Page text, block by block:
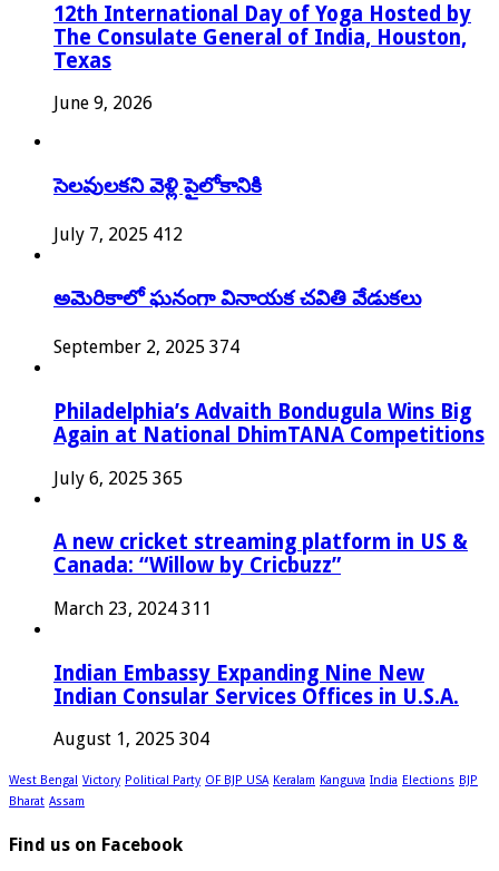
12th International Day of Yoga Hosted by
The Consulate General of India, Houston,
Texas
June 9, 2026
సెలవులకని వెళ్లి పైలోకానికి
July 7, 2025 412
అమెరికాలో ఘనంగా వినాయక చవితి వేడుకలు
September 2, 2025 374
Philadelphia’s Advaith Bondugula Wins Big
Again at National DhimTANA Competitions
July 6, 2025 365
A new cricket streaming platform in US &
Canada: “Willow by Cricbuzz”
March 23, 2024 311
Indian Embassy Expanding Nine New
Indian Consular Services Offices in U.S.A.
August 1, 2025 304
West Bengal Victory Political Party OF BJP USA Keralam Kanguva India Elections BJP
Bharat Assam
Find us on Facebook